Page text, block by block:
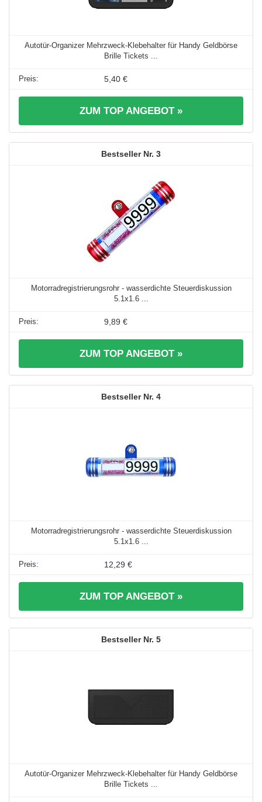
Autotür-Organizer Mehrzweck-Klebehalter für Handy Geldbörse
Brille Tickets ...
5,40 €
ZUM TOP ANGEBOT »
3
Motorradregistrierungsrohr - wasserdichte Steuerdiskussion
5.1x1.6 ...
9,89 €
ZUM TOP ANGEBOT »
4
Motorradregistrierungsrohr - wasserdichte Steuerdiskussion
5.1x1.6 ...
12,29 €
ZUM TOP ANGEBOT »
5
Autotür-Organizer Mehrzweck-Klebehalter für Handy Geldbörse
Brille Tickets ...